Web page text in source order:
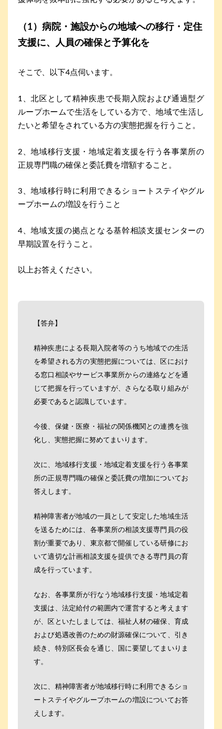
（1）病院・施設からの地域への移行・定住
支援に、人員の確保と予算化を
そこで、以下4点伺います。
1、北区として精神疾患で長期入院および通過型グ
ループホームで生活をしている方で、地域で生活し
たいと希望をされている方の実態把握を行うこと。
2、地域移行支援・地域定着支援を行う各事業所の
正規専門職の確保と委託費を増額すること。
3、地域移行時に利用できるショートステイやグル
ープホームの増設を行うこと
4、地域支援の拠点となる基幹相談支援センターの
早期設置を行うこと。
以上お答えください。
【答弁】
精神疾患による長期入院者等のうち地域での生活
を希望される方の実態把握については、区におけ
る窓口相談やサービス事業所からの連絡などを通
じて把握を行っていますが、さらなる取り組みが
必要であると認識しています。
今後、保健・医療・福祉の関係機関との連携を強
化し、実態把握に努めてまいります。
次に、地域移行支援・地域定着支援を行う各事業
所の正規専門職の確保と委託費の増加についてお
答えします。
精神障害者が地域の一員として安定した地域生活
を送るためには、各事業所の相談支援専門員の役
割が重要であり、東京都で開催している研修にお
いて適切な計画相談支援を提供できる専門員の育
成を行っています。
なお、各事業所が行なう地域移行支援・地域定着
支援は、法定給付の範囲内で運営すると考えます
が、区といたしましては、福祉人材の確保、育成
および処遇改善のための財源確保について、引き
続き、特別区長会を通じ、国に要望してまいりま
す。
次に、精神障害者が地域移行時に利用できるショ
ートステイやグループホームの増設についてお答
えします。